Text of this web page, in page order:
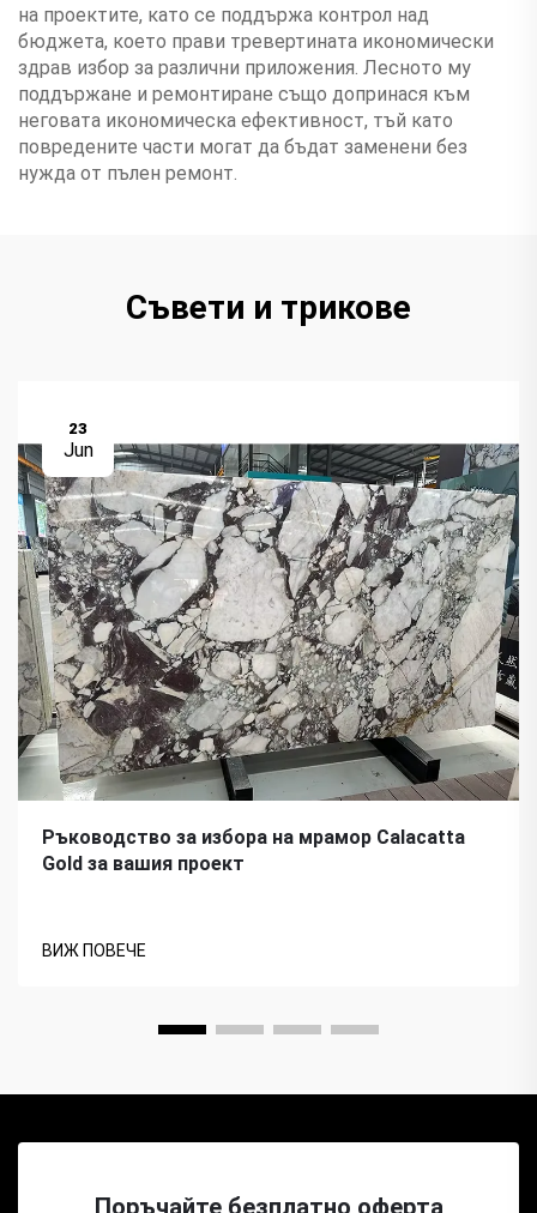
на проектите, като се поддържа контрол над
бюджета, което прави тревертината икономически
здрав избор за различни приложения. Лесното му
поддържане и ремонтиране също допринася към
неговата икономическа ефективност, тъй като
повредените части могат да бъдат заменени без
нужда от пълен ремонт.
Съвети и трикове
23
Jun
Ръководство за избора на мрамор Calacatta
Gold за вашия проект
ВИЖ ПОВЕЧЕ